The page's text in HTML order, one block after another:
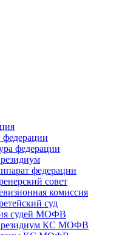
федерации
федерации
совет
комиссия
суд
судей МОФВ
КС МОФВ